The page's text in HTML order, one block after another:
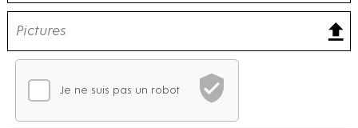
Vérification CAPTCHA
Je ne suis pas un robot
En attente de vérification
Ce CAPTCHA analyse votre comportement de